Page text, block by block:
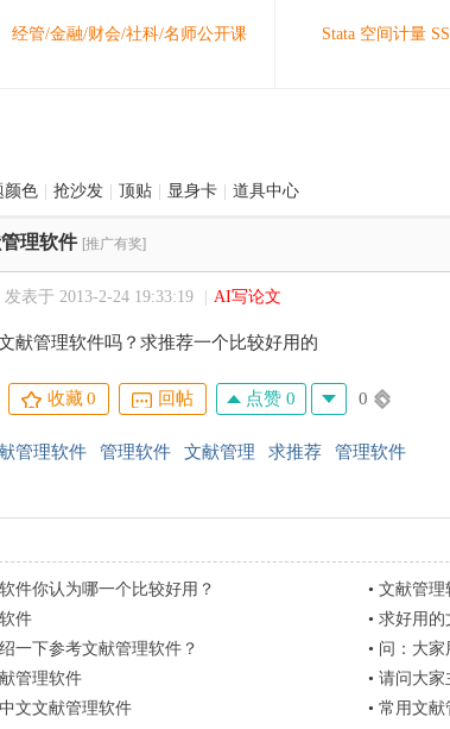
经管/金融/财会/社科/名师公开课 Stata 空间计量
颜色 抢沙发 顶贴 显身卡 道具中心
理软件 [推广有奖]
发表于 2013-2-24 19:33:19 AI写论文
献管理软件吗？求推荐一个比较好用的
收藏0 回帖 点赞 0 0
管理软件 管理软件 文献管理 求推荐 管理软件
件你认为哪一个比较好用？ • 文献管理
件 • 求好用的
一下参考文献管理软件？ • 问：大家
管理软件 • 请问大家
文文献管理软件 • 常用文献